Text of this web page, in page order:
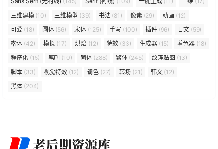
三维建模 (10) 三维模型 (39) 书法 (81) 像素 (29) 动画 (12)
可爱 (18) 圆体 (56) 宋体 (125) 手写 (100) 插件 (96) 日文 (59)
楷体 (42) 模拟 (17) 烘焙 (12) 特效 (33) 生成器 (15) 着色器 (18)
程序化 (15) 笔刷 (10) 简体 (288) 繁体 (245) 纹理贴图 (13)
脚本 (33) 视觉特效 (12) 调色 (27) 转场 (21) 韩文 (12)
黑体 (204)